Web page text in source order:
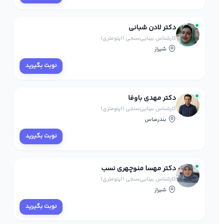
دکتر لادن شبانی
کارشناس بینایی‌سنجی (اپتومتری)
شیراز
نوبت بگیرید
دکتر مهدی باوفا
کارشناس بینایی‌سنجی (اپتومتری)
بندرعباس
نوبت بگیرید
دکتر مهسا منوچهری نسب
کارشناس بینایی‌سنجی (اپتومتری)
شیراز
نوبت بگیرید